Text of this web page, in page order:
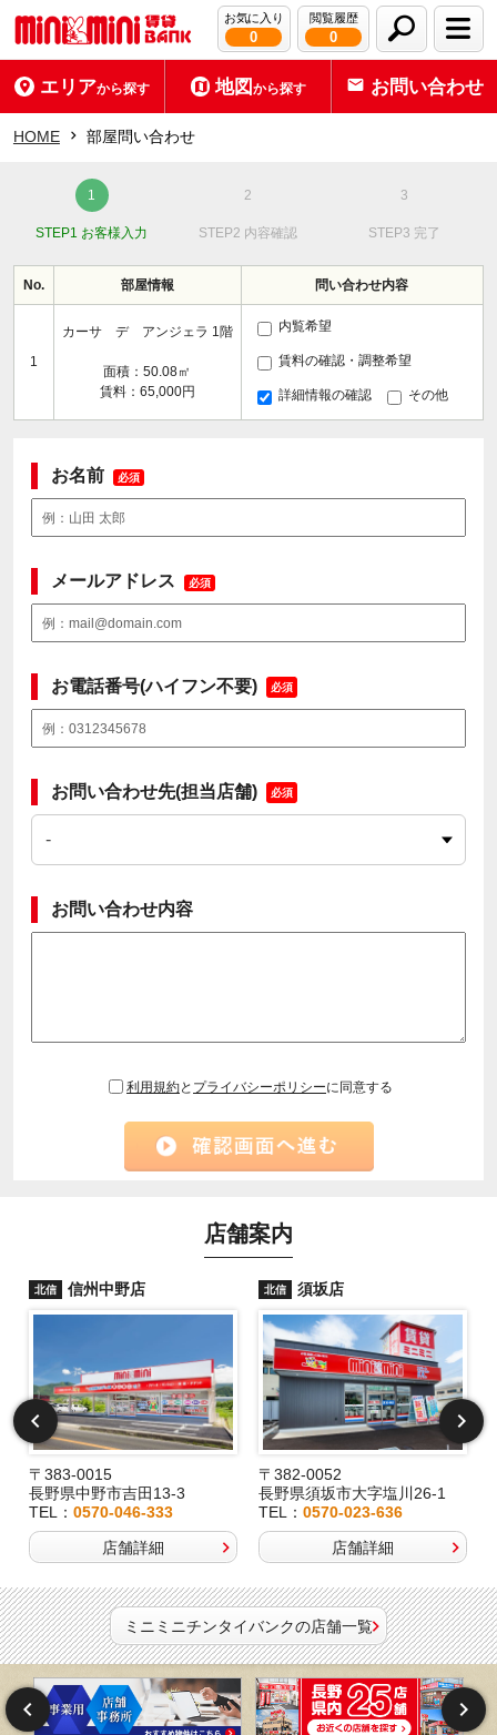
お気に入り
0
閲覧履歴
0
エリアから探す 地図から探す お問い合わせ
HOME 部屋問い合わせ
STEP1 お客様入力 STEP2 内容確認 STEP3 完了
No. 部屋情報 問い合わせ内容
1
カーサ デ アンジェラ 1階
面積：50.08㎡
賃料：65,000円
内覧希望
賃料の確認・調整希望
詳細情報の確認 その他
お名前 必須
メールアドレス 必須
お電話番号(ハイフン不要) 必須
お問い合わせ先(担当店舗) 必須
お問い合わせ内容
利用規約と プライバシーポリシーに同意する
店舗案内
北信 信州中野店
〒383-0015
長野県中野市吉田13-3
TEL： 0570-046-333
店舗詳細
北信 須坂店
〒382-0052
長野県須坂市大字塩川26-1
TEL：0570-023-636
店舗詳細
ミニミニチンタイバンクの店舗一覧